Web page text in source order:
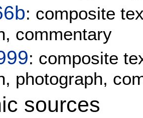
: composite
commentary
: composite
photograph,
sources